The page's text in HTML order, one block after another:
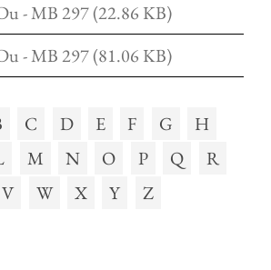
- MB 297 (22.86 KB)
- MB 297 (81.06 KB)
C D E F G
H
M N O P Q
R
V W X Y Z